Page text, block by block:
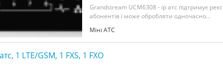
Grandstream UCM6308 - ip атс підтримує
абонентів і може обробляти одночасно...
Міні АТС
1 LTE/GSM, 1 FXS, 1 FXO